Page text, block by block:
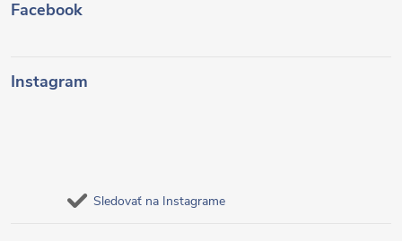
Facebook
Instagram
Sledovať na Instagrame